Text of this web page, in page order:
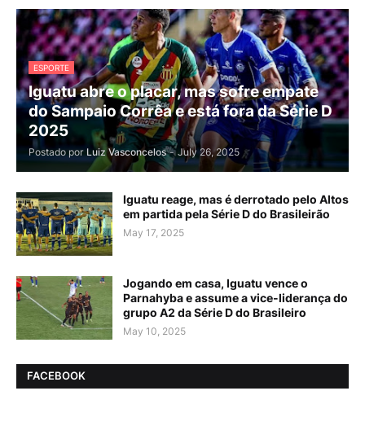
ESPORTE
Iguatu abre o placar, mas sofre empate
do Sampaio Corrêa e está fora da Série D
2025
Postado por Luiz Vasconcelos - July 26, 2025
Iguatu reage, mas é derrotado pelo Altos
em partida pela Série D do Brasileirão
May 17, 2025
Jogando em casa, Iguatu vence o
Parnahyba e assume a vice-liderança do
grupo A2 da Série D do Brasileiro
May 10, 2025
FACEBOOK